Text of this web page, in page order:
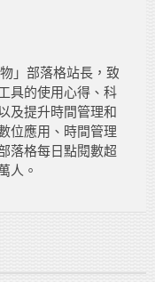
」部落格站長，致
具的使用心得、科
及提升時間管理和
位應用、時間管理
落格每日點閱數超
人。